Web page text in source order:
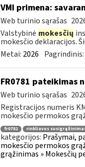
VMI primena:
Web turinio sąrašas
Valstybinė mokesčių
mokesčio deklaracijos.
Metai: 2026 Pagrindinis:
FR0781 pateikimas
Web turinio sąrašas
Registracijos numeris
mokesčio permokos
fr0781 rinkliavos
kategorijos: Prašymai,
mokesčio permokos
grąžinimas » Mokesčių